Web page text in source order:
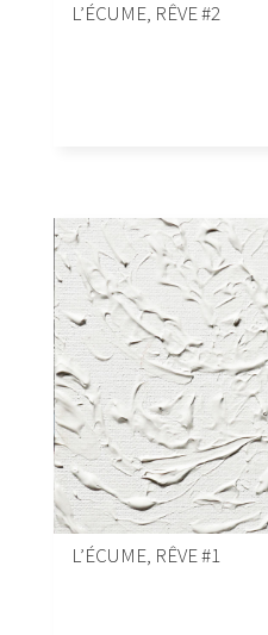
L’ÉCUME, RÊVE #2
L’ÉCUME, RÊVE #1